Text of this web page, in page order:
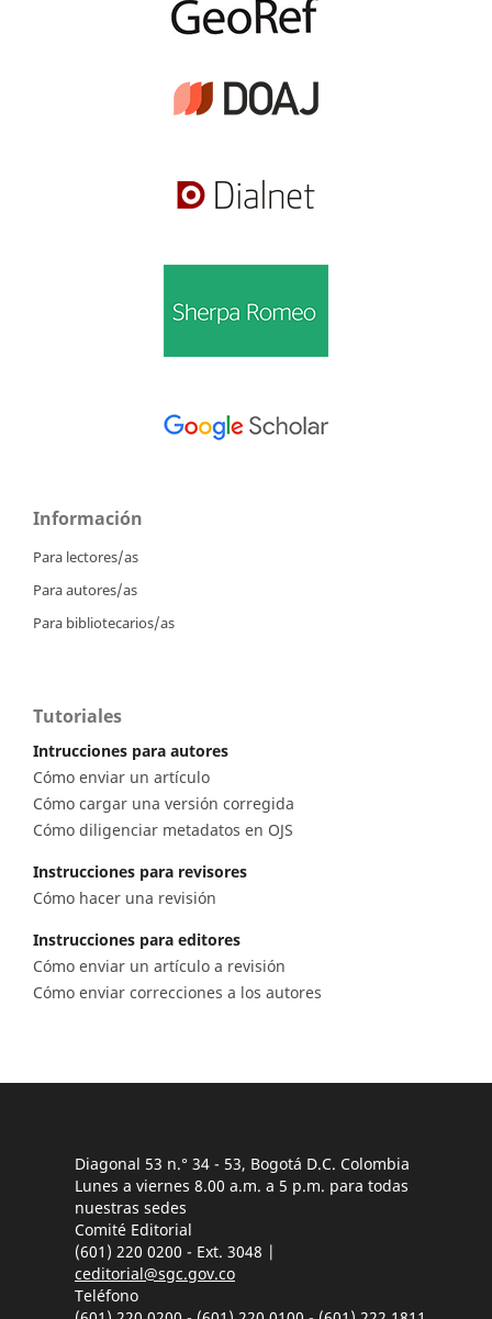
Información
Para lectores/as
Para autores/as
Para bibliotecarios/as
Tutoriales
Intrucciones para autores
Cómo enviar un artículo
Cómo cargar una versión corregida
Cómo diligenciar metadatos en OJS
Instrucciones para revisores
Cómo hacer una revisión
Instrucciones para editores
Cómo enviar un artículo a revisión
Cómo enviar correcciones a los autores
Diagonal 53 n.° 34 - 53, Bogotá D.C. Colombia
Lunes a viernes 8.00 a.m. a 5 p.m. para todas
nuestras sedes
Comité Editorial
(601) 220 0200 - Ext. 3048 |
ceditorial@sgc.gov.co
Teléfono